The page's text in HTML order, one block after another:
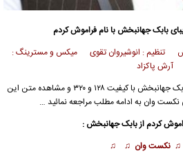
بابک جهانبخش با نام فراموش کردم
تنظیم : انوشیروان تقوی میکس و مسترینگ :
آرش پاکزاد
جهانبخش
با کیفیت ۱۲۸ و ۳۲۰ و مشاهده متن این
نکست وان به ادامه مطلب مراجعه نمائید …
کردم از بابک جهانبخش :
نکست وان ♫ ♫